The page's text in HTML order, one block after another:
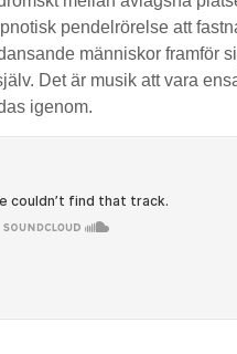
pendelrörelse att
människor framför
Det är musik att vara
igenom.